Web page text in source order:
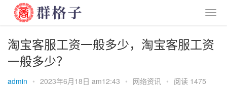
淘宝客服工资一般多少，淘宝客服工资
一般多少？
admin • 2023年6月18日 am12:43 • 网络资讯 • 阅读 1475